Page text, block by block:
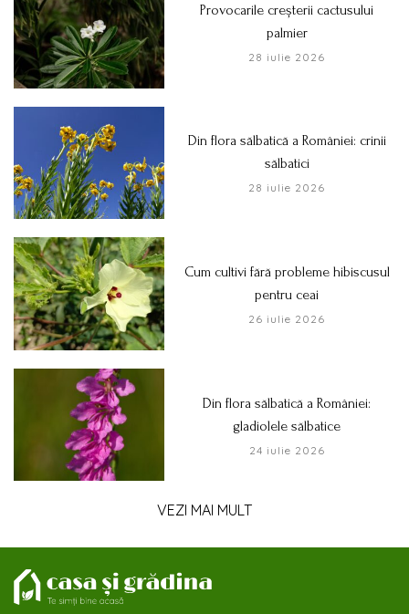
Provocarile creșterii cactusului
palmier
28 iulie 2026
Din flora sălbatică a României: crinii
sălbatici
28 iulie 2026
Cum cultivi fără probleme hibiscusul
pentru ceai
26 iulie 2026
Din flora sălbatică a României:
gladiolele sălbatice
24 iulie 2026
VEZI MAI MULT